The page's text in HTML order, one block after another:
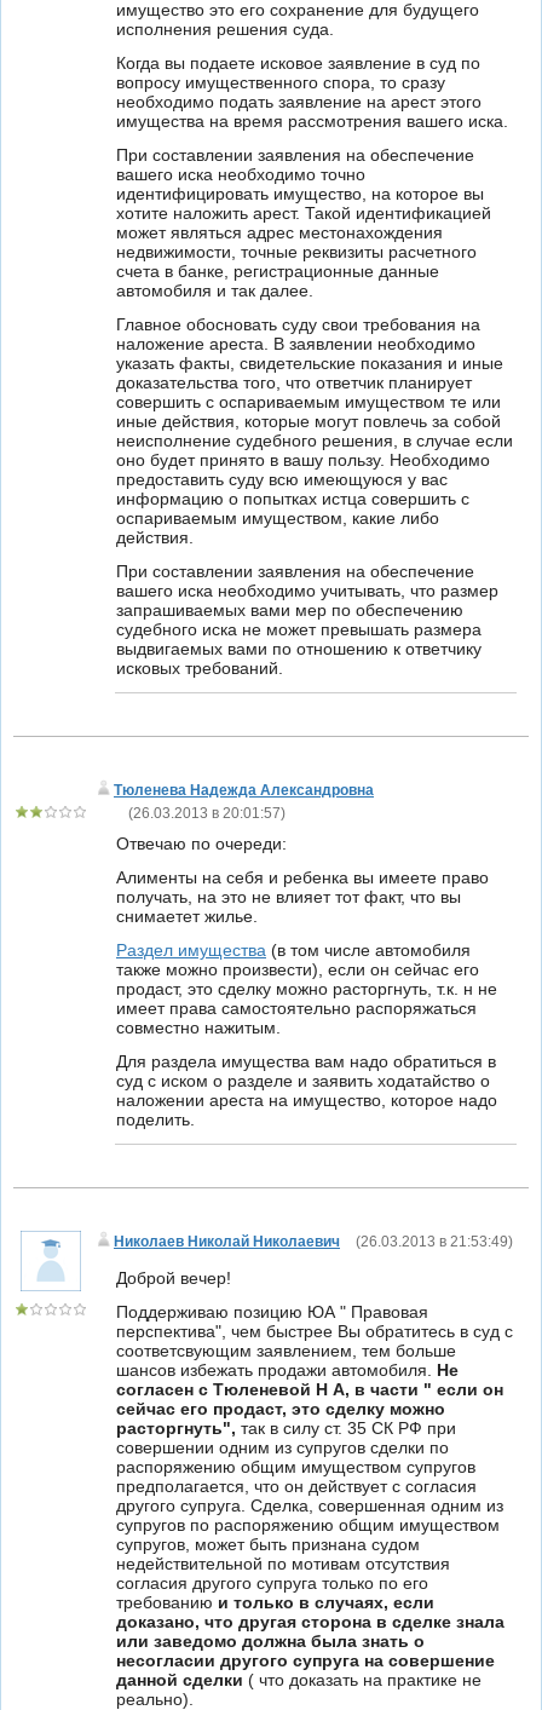
имущество это его сохранение для будущего
исполнения решения суда.
Когда вы подаете исковое заявление в суд по
вопросу имущественного спора, то сразу
необходимо подать заявление на арест этого
имущества на время рассмотрения вашего иска.
При составлении заявления на обеспечение
вашего иска необходимо точно
идентифицировать имущество, на которое вы
хотите наложить арест. Такой идентификацией
может являться адрес местонахождения
недвижимости, точные реквизиты расчетного
счета в банке, регистрационные данные
автомобиля и так далее.
Главное обосновать суду свои требования на
наложение ареста. В заявлении необходимо
указать факты, свидетельские показания и иные
доказательства того, что ответчик планирует
совершить с оспариваемым имуществом те или
иные действия, которые могут повлечь за собой
неисполнение судебного решения, в случае если
оно будет принято в вашу пользу. Необходимо
предоставить суду всю имеющуюся у вас
информацию о попытках истца совершить с
оспариваемым имуществом, какие либо
действия.
При составлении заявления на обеспечение
вашего иска необходимо учитывать, что размер
запрашиваемых вами мер по обеспечению
судебного иска не может превышать размера
выдвигаемых вами по отношению к ответчику
исковых требований.
Тюленева Надежда Александровна
(26.03.2013 в 20:01:57)
Отвечаю по очереди:
Алименты на себя и ребенка вы имеете право
получать, на это не влияет тот факт, что вы
снимаетет жилье.
Раздел имущества (в том числе автомобиля
также можно произвести), если он сейчас его
продаст, это сделку можно расторгнуть, т.к. н не
имеет права самостоятельно распоряжаться
совместно нажитым.
Для раздела имущества вам надо обратиться в
суд с иском о разделе и заявить ходатайство о
наложении ареста на имущество, которое надо
поделить.
Николаев Николай Николаевич (26.03.2013 в 21:53:49)
Доброй вечер!
Поддерживаю позицию ЮА " Правовая
перспектива", чем быстрее Вы обратитесь в суд с
соответсвующим заявлением, тем больше
шансов избежать продажи автомобиля. Не
согласен с Тюленевой Н А, в части " если он
сейчас его продаст, это сделку можно
расторгнуть", так в силу ст. 35 СК РФ при
совершении одним из супругов сделки по
распоряжению общим имуществом супругов
предполагается, что он действует с согласия
другого супруга. Сделка, совершенная одним из
супругов по распоряжению общим имуществом
супругов, может быть признана судом
недействительной по мотивам отсутствия
согласия другого супруга только по его
требованию и только в случаях, если
доказано, что другая сторона в сделке знала
или заведомо должна была знать о
несогласии другого супруга на совершение
данной сделки ( что доказать на практике не
реально).